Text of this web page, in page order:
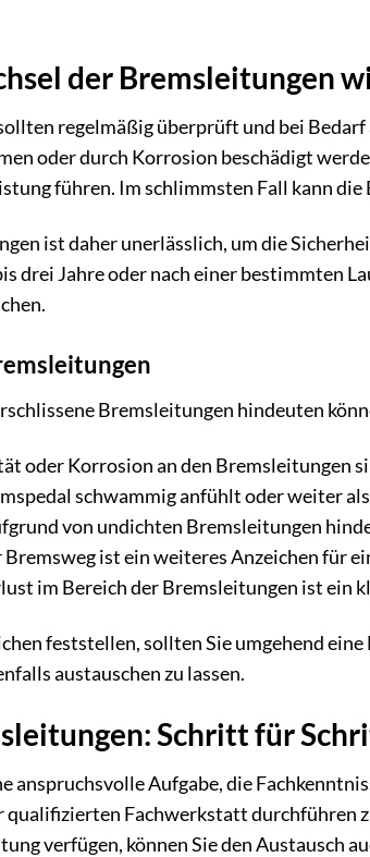
der Bremsleitungen
regelmäßig überprüft und bei
oder durch Korrosion beschädigt
führen. Im schlimmsten Fall kann
ist daher unerlässlich, um die
drei Jahre oder nach einer bestimmten
Bremsleitungen hindeuten
oder Korrosion an den Bremsleitungen
schwammig anfühlt oder weiter
von undichten Bremsleitungen
ist ein weiteres Anzeichen für
im Bereich der Bremsleitungen ist ein
feststellen, sollten Sie umgehend
austauschen zu lassen.
Schritt für
anspruchsvolle Aufgabe, die
qualifizierten Fachwerkstatt durchführen
verfügen, können Sie den Austausch